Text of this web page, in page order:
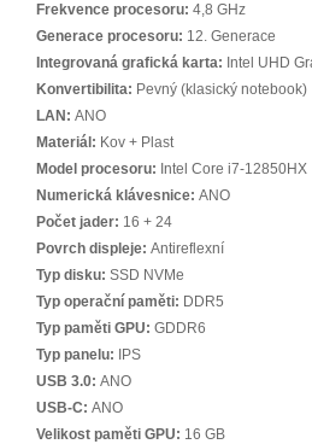
Frekvence procesoru: 4,8 GHz
Generace procesoru: 12. Generace
Integrovaná grafická karta: Intel UHD
Konvertibilita: Pevný (klasický notebook)
LAN: ANO
Materiál: Kov + Plast
Model procesoru: Intel Core i7-12850HX
Numerická klávesnice: ANO
Počet jader: 16 + 24
Povrch displeje: Antireflexní
Typ disku: SSD NVMe
Typ operační paměti: DDR5
Typ paměti GPU: GDDR6
Typ panelu:
IPS
USB 3.0: ANO
USB-C: ANO
Velikost paměti GPU: 16 GB